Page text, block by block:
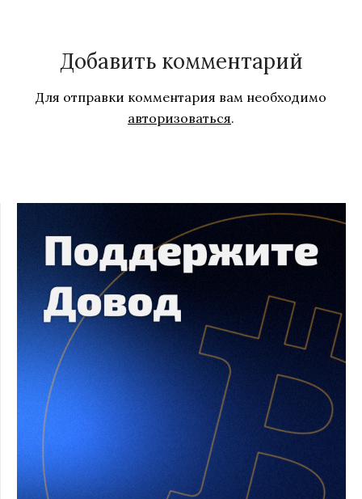
Добавить комментарий
Для отправки комментария вам необходимо
авторизоваться.